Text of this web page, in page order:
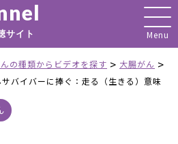
サイト
の種類からビデオを探す > 大腸がん >
バイバーに捧ぐ：走る（生きる）意味